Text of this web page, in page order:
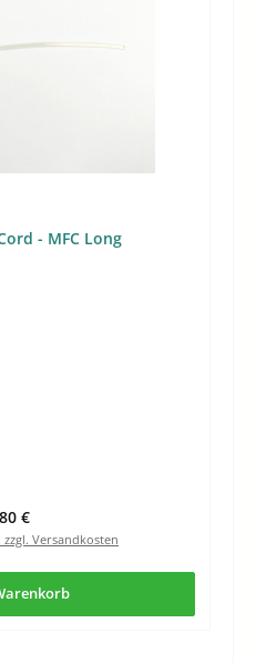
- MFC Long
Preis:
€
Versandkosten